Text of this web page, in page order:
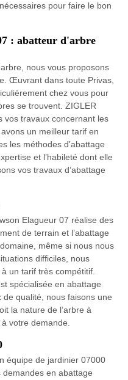
pour faire le bon
: abatteur d'arbre
nous vous proposons
Œuvrant dans toute Privas,
chez vous pour
se trouvent. ZIGLER
vos travaux concernant les
un meilleur tarif en
les méthodes d'abattage
et l’habileté dont elle
vos travaux d’abattage
Elagueur 07 réalise des
de terrain et l’abattage
même si nous nous
difficiles, nous
un tarif très compétitif.
spécialisée en abattage
de qualité, nous faisons une
la nature de l’arbre à
votre demande.
équipe de jardinier 07000
en abattage